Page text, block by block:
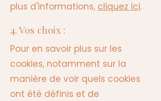
plus d'informations, cliquez ici.
4. Vos choix :
Pour en savoir plus sur les
cookies, notamment sur la
manière de voir quels cookies
ont été définis et de